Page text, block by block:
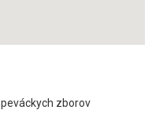
zborov